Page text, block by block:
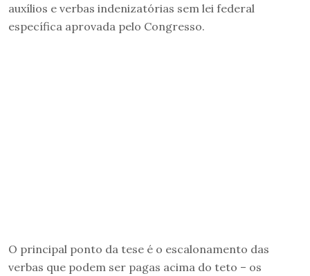
auxílios e verbas indenizatórias sem lei federal
específica aprovada pelo Congresso.
O principal ponto da tese é o escalonamento das
verbas que podem ser pagas acima do teto – os